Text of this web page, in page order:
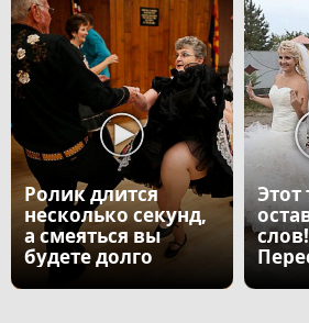
Ролик длится
несколько секунд,
а смеяться вы
будете долго
Этот
слов!